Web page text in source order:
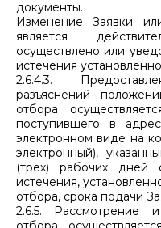
документы.
Изменение Заявки
является
осуществлено или
истечения
2.6.4.3.
разъяснений
отбора
поступившего в
электронном виде на
электронный),
(трех) рабочих
истечения,
отбора, срока подачи
2.6.5. Рассмотрение